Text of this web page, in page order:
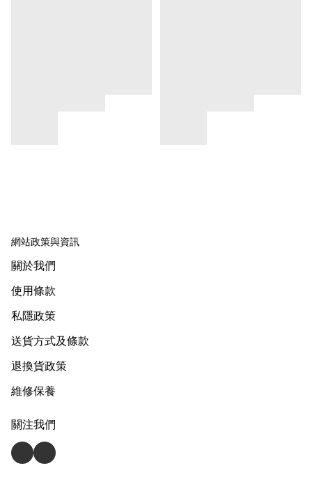
網站政策與資訊
關於我們
使用條款
私隱政策
送貨方式及條款
退換貨政策
維修保養
關注我們